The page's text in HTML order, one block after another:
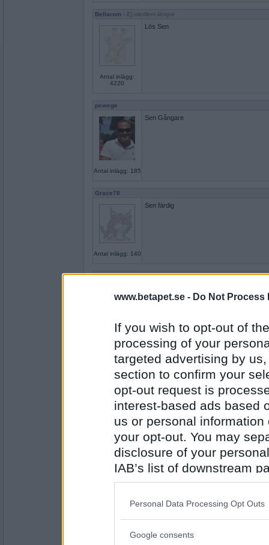
www.betapet.se - Do Not Process
If you wish to opt-out of
processing of your
targeted advertising by
section to confirm your
opt-out request is
interest-based ads based
us or personal
your opt-out. You may
disclosure of your
IAB’s list of downstream
also be disclosed by us
Downstream Participants
Please note that this
Personal Data Processing Opt Outs
Google consents
Bellarom - Ej medlem längre
Antal inlägg:
4220
Lös Sen
pewege
Antal inlägg: 185
Sen Gångare
Grace78
Antal inlägg: 140
Sen färdig
Pingisproffs- Ej medlem längre
Grace78
Antal inlägg: 140
Be Ställts
morsan3
Be Hov